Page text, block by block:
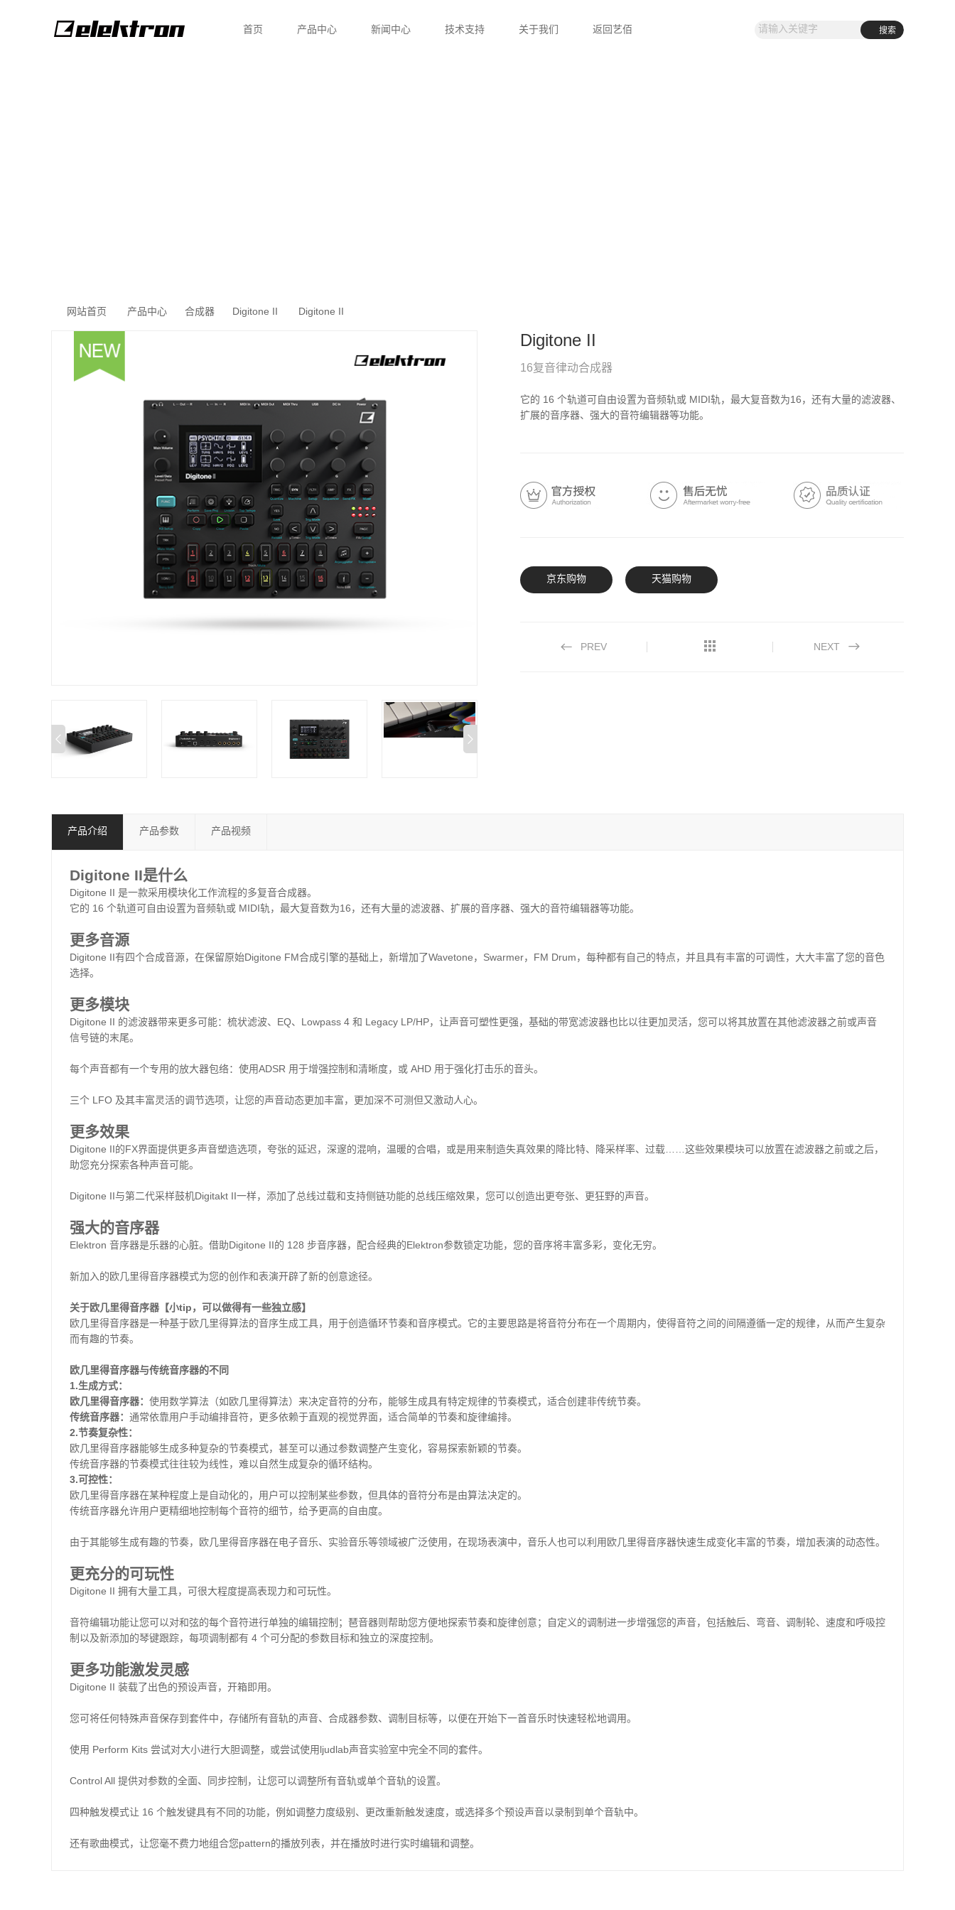
首页 产品中心 新闻中心 技术支持 关于我们 返回艺佰
网站首页 产品中心 合成器 Digitone II Digitone II
Digitone II
16复音律动合成器
它的 16 个轨道可自由设置为音频轨或 MIDI轨，最大复音数为16，还有大量的滤波器、
扩展的音序器、强大的音符编辑器等功能。
京东购物 天猫购物
PREV NEXT
产品介绍 产品参数 产品视频
Digitone II 是什么
Digitone II 是一款采用模块化工作流程的多复音合成器。
它的 16 个轨道可自由设置为音频轨或 MIDI轨，最大复音数为16 ，还有大量的滤波器、扩展的音序器、强大的音符编辑器等功能。
更多音源
Digitone II有四个合成音源，在保留原始Digitone FM合成引擎的基础上，新增加了 Wavetone ， Swarmer， FM Drum ，每种都有自己的特点，并且具有丰富的可调性，大大丰富了您的音色
选择。
更多模块
Digitone II 的滤波器带来更多可能：梳状滤波、 EQ、 Lowpass 4 和 Legacy LP/HP，让声音可塑性更强，基础的带宽滤波器也比以往更加灵活，您可以将其放置在其他滤波器之前或声音
信号链的末尾。
每个声音都有一个专用的放大器包络：使用ADSR 用于增强控制和清晰度，或 AHD 用于强化打击乐的音头。
三个 LFO 及其丰富灵活的调节选项，让您的声音动态更加丰富，更加深不可测但又激动人心。
更多效果
Digitone II 的FX界面提供更多声音塑造选项，夸张的延迟，深邃的混响，温暖的合唱，或是用来制造失真效果的降比特、降采样率、过载……这些效果模块可以放置在滤波器之前或之后，
助您充分探索各种声音可能。
Digitone II与第二代采样鼓机Digitakt II一样，添加了总线过载和支持侧链功能的总线压缩效果，您可以创造出更夸张、更狂野的声音。
强大的音序器
Elektron 音序器是乐器的心脏。借助Digitone II 的 128 步音序器，配合经典的Elektron参数锁定功能，您的音序将丰富多彩，变化无穷。
新加入的欧几里得音序器模式为您的创作和表演开辟了新的创意途径。
关于欧几里得音序器【小tip ，可以做得有一些独立感】
欧几里得音序器是一种基于欧几里得算法的音序生成工具，用于创造循环节奏和音序模式。它的主要思路是将音符分布在一个周期内，使得音符之间的间隔遵循一定的规律，从而产生复杂
而有趣的节奏。
欧几里得音序器与传统音序器的不同
1.生成方式：
欧几里得音序器： 使用数学算法（如欧几里得算法）来决定音符的分布，能够生成具有特定规律的节奏模式，适合创建非传统节奏。
传统音序器： 通常依靠用户手动编排音符，更多依赖于直观的视觉界面，适合简单的节奏和旋律编排。
2.节奏复杂性：
欧几里得音序器能够生成多种复杂的节奏模式，甚至可以通过参数调整产生变化，容易探索新颖的节奏。
传统音序器的节奏模式往往较为线性，难以自然生成复杂的循环结构。
3. 可控性：
欧几里得音序器在某种程度上是自动化的，用户可以控制某些参数，但具体的音符分布是由算法决定的。
传统音序器允许用户更精细地控制每个音符的细节，给予更高的自由度。
由于其能够生成有趣的节奏，欧几里得音序器在电子音乐、实验音乐等领域被广泛使用，在现场表演中，音乐人也可以利用欧几里得音序器快速生成变化丰富的节奏，增加表演的动态性。
更充分的可玩性
Digitone II 拥有大量工具，可很大程度提高表现力和可玩性。
音符编辑功能让您可以对和弦的每个音符进行单独的编辑控制；琶音器则帮助您方便地探索节奏和旋律创意；自定义的调制进一步增强您的声音，包括触后、弯音、调制轮、速度和呼吸控
制以及新添加的琴键跟踪，每项调制都有 4 个可分配的参数目标和独立的深度控制。
更多功能激发灵感
Digitone II 装载了出色的预设声音，开箱即用。
您可将任何特殊声音保存到套件中，存储所有音轨的声音、合成器参数、调制目标等，以便在开始下一首音乐时快速轻松地调用。
使用 Perform Kits 尝试对大小进行大胆调整，或尝试使用 ljudlab声音实验室中完全不同的套件。
Control All 提供对参数的全面、同步控制，让您可以调整所有音轨或单个音轨的设置。
四种触发模式让 16 个触发键具有不同的功能，例如调整力度级别、更改重新触发速度，或选择多个预设声音以录制到单个音轨中。
还有歌曲模式，让您毫不费力地组合您pattern 的播放列表，并在播放时进行实时编辑和调整。